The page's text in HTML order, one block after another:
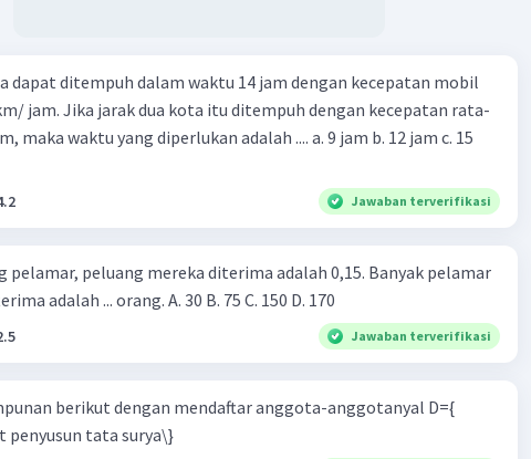
dapat ditempuh dalam waktu 14 jam dengan kecepatan mobil
jam. Jika jarak dua kota itu ditempuh dengan kecepatan rata-
waktu yang diperlukan adalah .... a. 9 jam b. 12 jam c. 15
Jawaban terverifikasi
pelamar, peluang mereka diterima adalah 0,15. Banyak pelamar
adalah ... orang. A. 30 B. 75 C. 150 D. 170
Jawaban terverifikasi
berikut dengan mendaftar anggota-anggotanyal D={
tata surya\}